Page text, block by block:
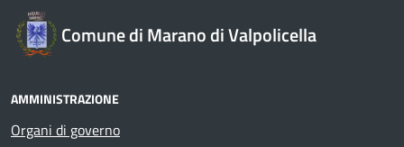
Comune di Marano di Valpolicella
AMMINISTRAZIONE
Organi di governo